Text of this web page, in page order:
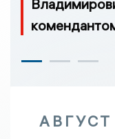
АВГУСТ